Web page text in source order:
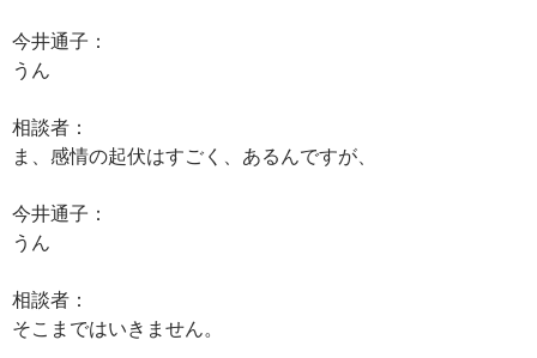
今井通子：
うん
相談者：
ま、感情の起伏はすごく、あるんですが、
今井通子：
うん
相談者：
そこまではいきません。